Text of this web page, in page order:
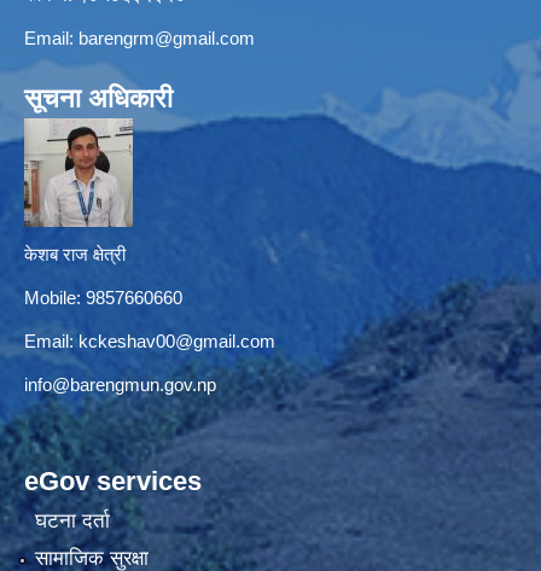
Email: barengrm@gmail.com
सूचना अधिकारी
केशब राज क्षेत्री
Mobile: 9857660660
Email: kckeshav00@gmail.com
info@barengmun.gov.np
eGov services
घटना दर्ता
सामाजिक सुरक्षा